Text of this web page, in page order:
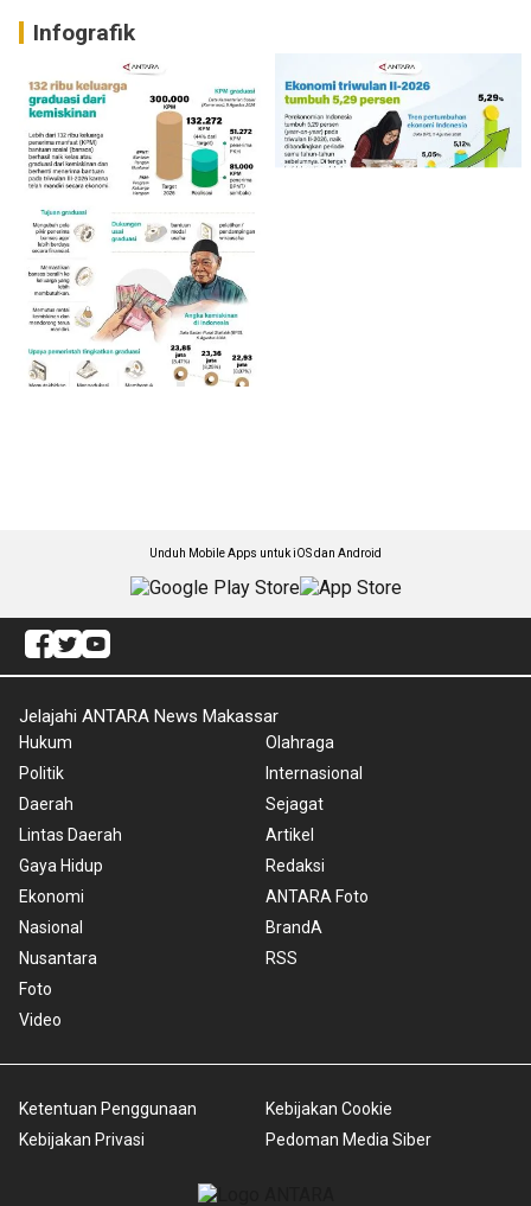
Infografik
Unduh Mobile Apps untuk iOS dan Android
Jelajahi ANTARA News Makassar
Hukum
Politik
Daerah
Lintas Daerah
Gaya Hidup
Ekonomi
Nasional
Nusantara
Foto
Video
Olahraga
Internasional
Sejagat
Artikel
Redaksi
ANTARA Foto
BrandA
RSS
Ketentuan Penggunaan
Kebijakan Privasi
Kebijakan Cookie
Pedoman Media Siber